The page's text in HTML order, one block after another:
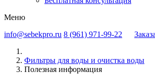
Меню
info@sebekpro.ru 8 (961) 971-99-22
Фильтры для воды и очистка воды
Полезная информация